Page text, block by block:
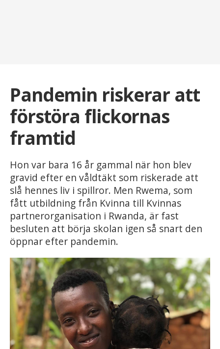
Pandemin riskerar att
förstöra flickornas
framtid
Hon var bara 16 år gammal när hon blev
gravid efter en våldtäkt som riskerade att
slå hennes liv i spillror. Men Rwema, som
fått utbildning från Kvinna till Kvinnas
partnerorganisation i Rwanda, är fast
besluten att börja skolan igen så snart den
öppnar efter pandemin.